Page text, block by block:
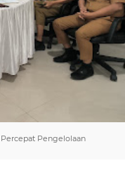
Pengelolaan